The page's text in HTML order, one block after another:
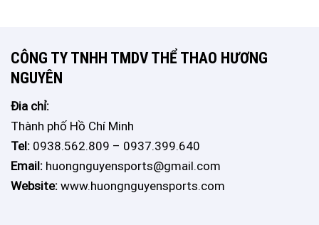
CÔNG TY TNHH TMDV THỂ THAO HƯƠNG
NGUYÊN
Đia chỉ:
Thành phố Hồ Chí Minh
Tel: 0938.562.809 – 0937.399.640
Email: huongnguyensports@gmail.com
Website: www.huongnguyensports.com